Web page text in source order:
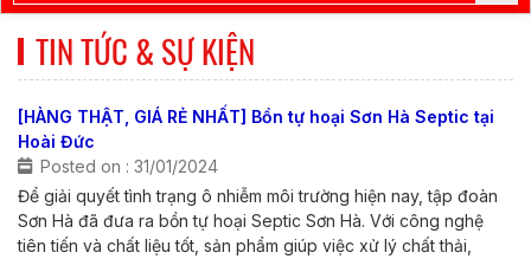
TIN TỨC & SỰ KIỆN
[HÀNG THẬT, GIÁ RẺ NHẤT] Bồn tự hoại Sơn Hà Septic tại
Hoài Đức
Posted on : 31/01/2024
Để giải quyết tình trạng ô nhiễm môi trường hiện nay, tập đoàn
Sơn Hà đã đưa ra bồn tự hoại Septic Sơn Hà. Với công nghệ
tiên tiến và chất liệu tốt, sản phẩm giúp việc xử lý chất thải,